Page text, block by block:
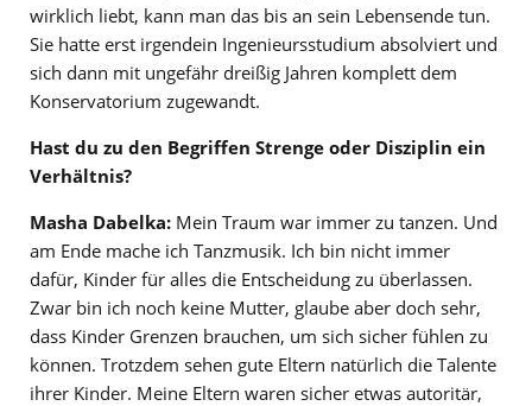
wirklich liebt, kann man das bis an sein Lebensende tun.
Sie hatte erst irgendein Ingenieursstudium absolviert und
sich dann mit ungefähr dreißig Jahren komplett dem
Konservatorium zugewandt.
Hast du zu den Begriffen Strenge oder Disziplin ein
Verhältnis?
Masha Dabelka: Mein Traum war immer zu tanzen. Und
am Ende mache ich Tanzmusik. Ich bin nicht immer
dafür, Kinder für alles die Entscheidung zu überlassen.
Zwar bin ich noch keine Mutter, glaube aber doch sehr,
dass Kinder Grenzen brauchen, um sich sicher fühlen zu
können. Trotzdem sehen gute Eltern natürlich die Talente
ihrer Kinder. Meine Eltern waren sicher etwas autoritär,